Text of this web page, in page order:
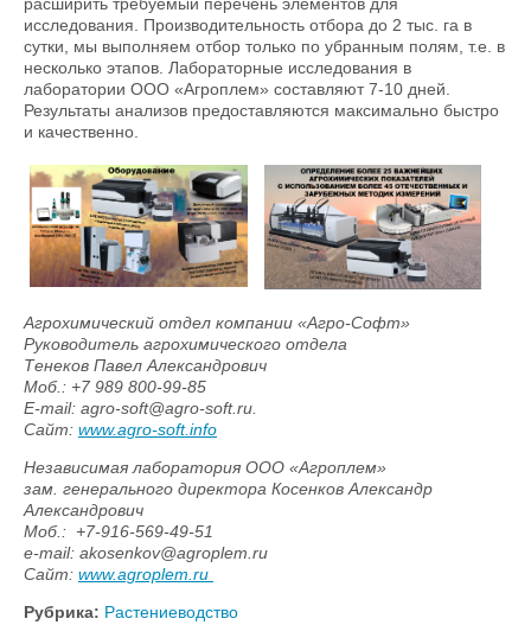
расширить требуемый перечень элементов для
исследования. Производительность отбора до 2 тыс. га в
сутки, мы выполняем отбор только по убранным полям, т.е. в
несколько этапов. Лабораторные исследования в
лаборатории ООО «Агроплем» составляют 7-10 дней.
Результаты анализов предоставляются максимально быстро
и качественно.
Агрохимический отдел компании «Агро-Софт»
Руководитель агрохимического отдела
Тенеков Павел Александрович
Mоб.: +7 989 800-99-85
E-mail: agro-soft@agro-soft.ru.
Сайт: www.agro-soft.info
Независимая лаборатория ООО «Агроплем»
зам. генерального директора Косенков Александр
Александрович
Моб.: +7-916-569-49-51
e-mail: akosenkov@agroplem.ru
Сайт: www.agroplem.ru
Рубрика: Растениеводство